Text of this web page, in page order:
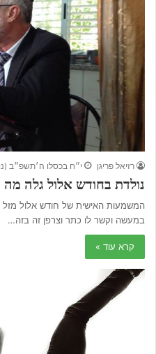
רזיאל פריגן י״ח בכסלו ה׳תשפ״ב (נובמבר
נולדת בחודש אלול גלה
המשמעות האישית של חודש אלול מזל
במעשה וקשר לו כתר וצרפן זה בזה…
קרא עוד »